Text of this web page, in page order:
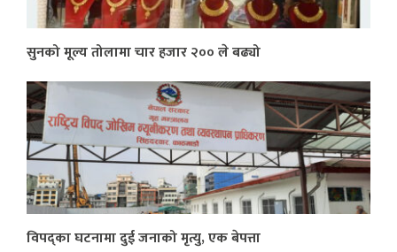
सुनको मूल्य तोलामा चार हजार २०० ले बढ्यो
विपद्का घटनामा दुई जनाको मृत्यु, एक बेपत्ता